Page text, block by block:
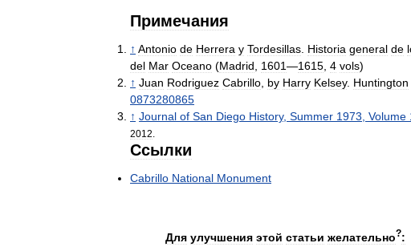
Примечания
↑ Antonio de Herrera y Tordesillas. Historia general de
del Mar Oceano (Madrid, 1601—1615, 4 vols)
↑ Juan Rodriguez Cabrillo, by Harry Kelsey. Huntington
0873280865
↑ Journal of San Diego History, Summer 1973, Volume
2012
Ссылки
Cabrillo National Monument
Для улучшения этой статьи желательно?: